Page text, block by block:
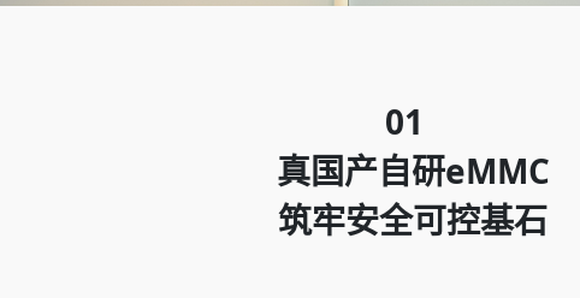
01
真国产自研eMMC
筑牢安全可控基石